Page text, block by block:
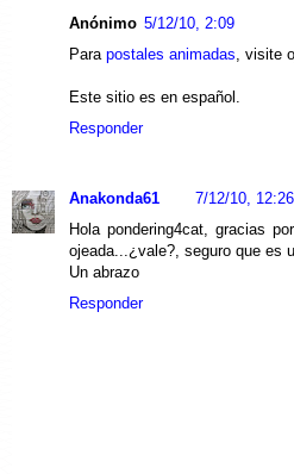
Anónimo 5/12/10, 2:09
Para postales animadas , visite
Este sitio es en español.
Responder
Anakonda61
7/12/10, 12:26
Hola pondering4cat, gracias
ojeada...¿vale?, seguro que es
Un abrazo
Responder